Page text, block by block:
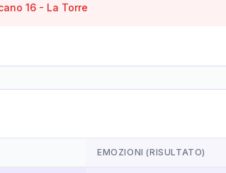
16 - La Torre
EMOZIONI (RISULTATO)